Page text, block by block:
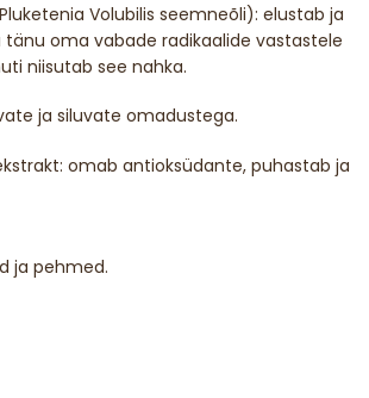
Volubilis seemneõli): elustab ja
oma vabade radikaalide vastastele
niisutab see nahka.
ja siluvate omadustega.
omab antioksüdante, puhastab ja
ja pehmed.